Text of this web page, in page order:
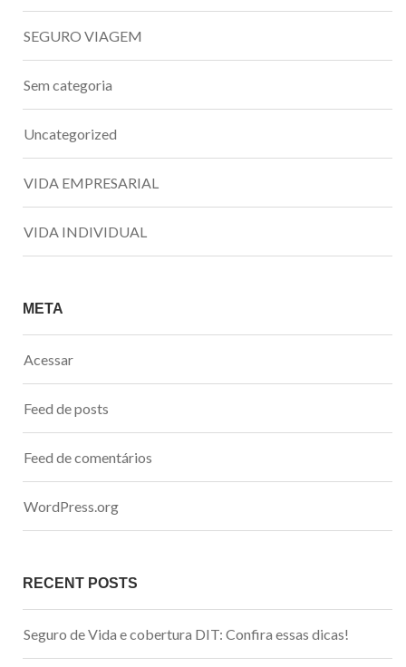
SEGURO VIAGEM
Sem categoria
Uncategorized
VIDA EMPRESARIAL
VIDA INDIVIDUAL
META
Acessar
Feed de posts
Feed de comentários
WordPress.org
RECENT POSTS
Seguro de Vida e cobertura DIT: Confira essas dicas!